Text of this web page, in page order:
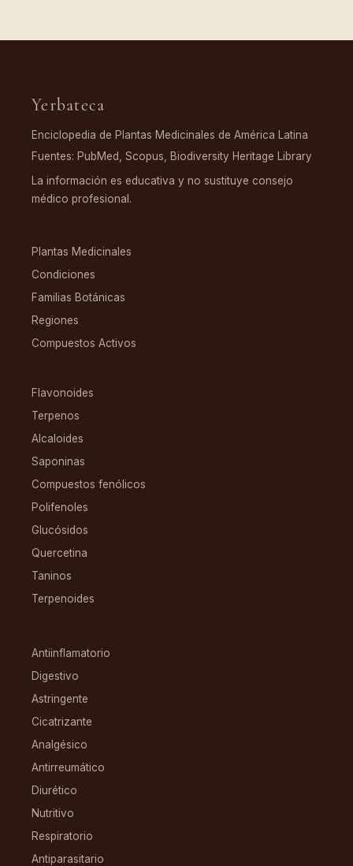
Yerbateca
Enciclopedia de Plantas Medicinales de América Latina
Fuentes: PubMed, Scopus, Biodiversity Heritage Library
La información es educativa y no sustituye consejo
médico profesional.
Plantas Medicinales
Condiciones
Familias Botánicas
Regiones
Compuestos Activos
Flavonoides
Terpenos
Alcaloides
Saponinas
Compuestos fenólicos
Polifenoles
Glucósidos
Quercetina
Taninos
Terpenoides
Antiinflamatorio
Digestivo
Astringente
Cicatrizante
Analgésico
Antirreumático
Diurético
Nutritivo
Respiratorio
Antiparasitario